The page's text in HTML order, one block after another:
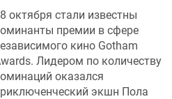
октября стали известны
премии в сфере
кино Gotham
Лидером по количеству
оказался
экшн Пола